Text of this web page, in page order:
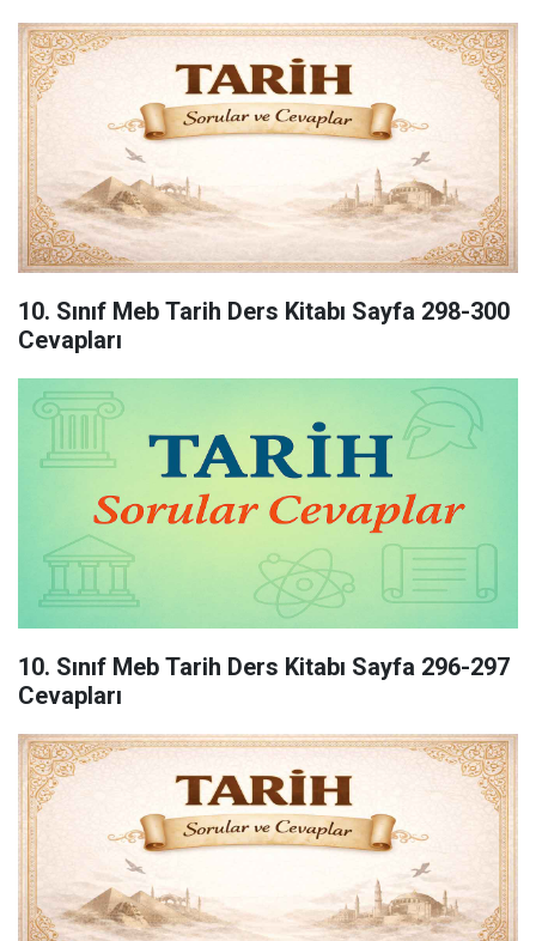
10. Sınıf Meb Tarih Ders Kitabı Sayfa 298-300
Cevapları
10. Sınıf Meb Tarih Ders Kitabı Sayfa 296-297
Cevapları